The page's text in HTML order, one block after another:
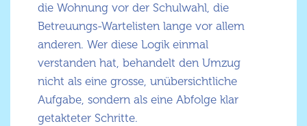
die Wohnung vor der Schulwahl, die
Betreuungs-Wartelisten lange vor allem
anderen. Wer diese Logik einmal
verstanden hat, behandelt den Umzug
nicht als eine grosse, unübersichtliche
Aufgabe, sondern als eine Abfolge klar
getakteter Schritte.